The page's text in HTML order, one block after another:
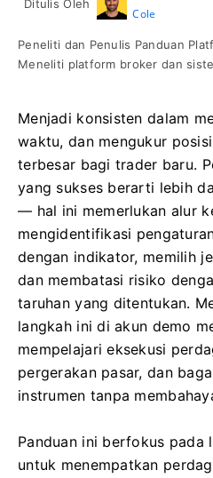
Ditulis Oleh
Cole
Peneliti dan Penulis Panduan
Meneliti platform broker dan
Menjadi konsisten dalam
waktu, dan mengukur
terbesar bagi trader baru.
yang sukses berarti lebih
— hal ini memerlukan alur
mengidentifikasi
dengan indikator, memilih
dan membatasi risiko
taruhan yang ditentukan.
langkah ini di akun demo
mempelajari eksekusi
pergerakan pasar, dan
instrumen tanpa
Panduan ini berfokus pada
untuk menempatkan